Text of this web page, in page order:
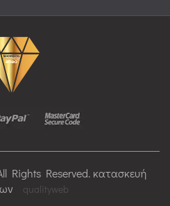
Rights Reserved. κατασκευή
qualityweb